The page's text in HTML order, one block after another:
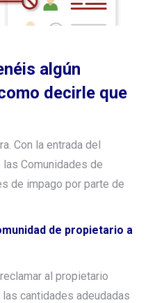
algún
decirle que
Con la entrada del
Comunidades de
de impago por parte de
de propietario a
al propietario
cantidades adeudadas